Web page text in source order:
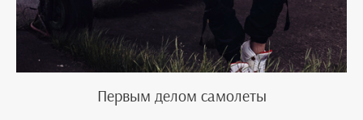
Первым делом самолеты